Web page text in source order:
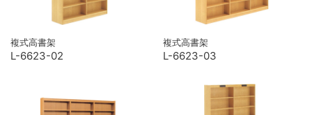
複式高書架
L-6623-02
複式高書架
L-6623-03